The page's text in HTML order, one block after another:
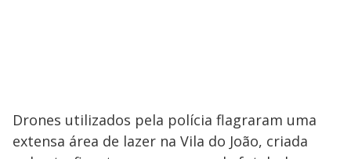
Drones utilizados pela polícia flagraram uma
extensa área de lazer na Vila do João, criada